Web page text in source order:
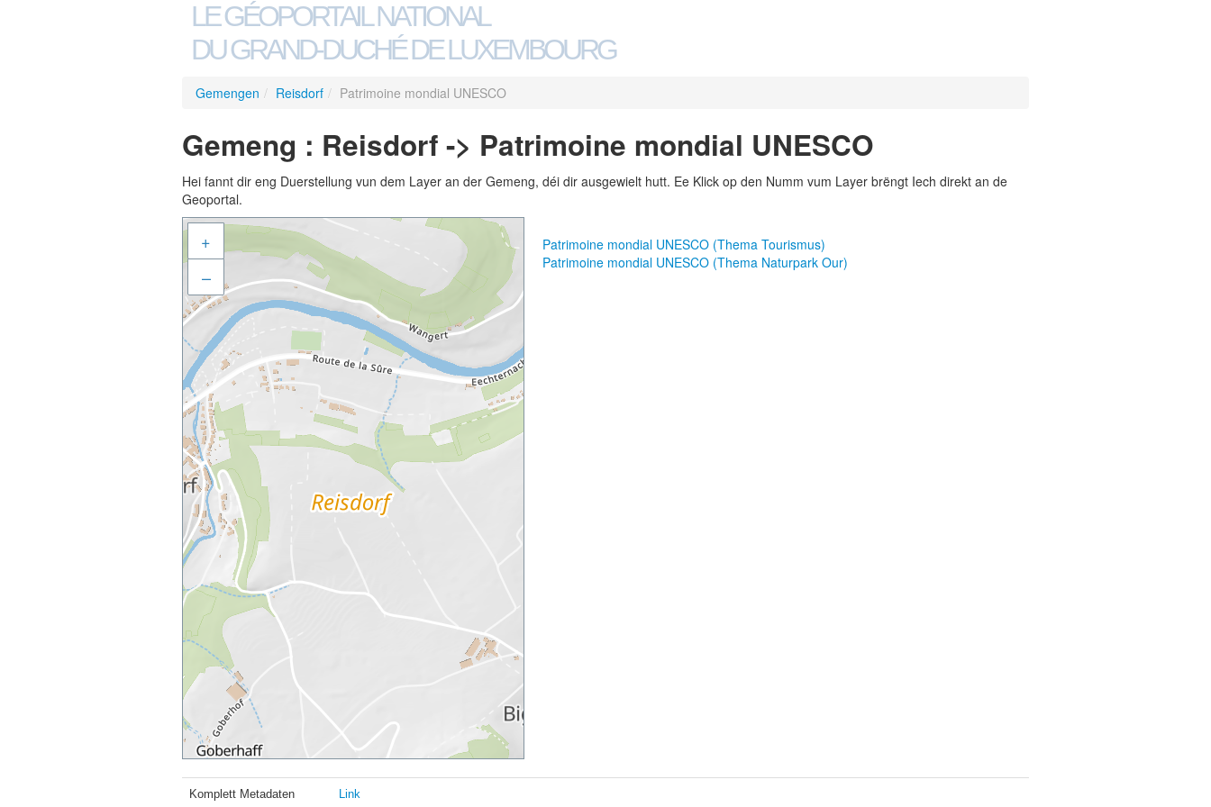
LE GÉOPORTAIL NATIONAL
DU GRAND-DUCHÉ DE LUXEMBOURG
Gemengen / Reisdorf / Patrimoine mondial UNESCO
Gemeng : Reisdorf -> Patrimoine mondial UNESCO
Hei fannt dir eng Duerstellung vun dem Layer an der Gemeng, déi dir ausgewielt hutt. Ee Klick op den Numm vum Layer brëngt Iech direkt an de
Geoportal.
+
–
Patrimoine mondial UNESCO (Thema Tourismus)
Patrimoine mondial UNESCO (Thema Naturpark Our)
Komplett Metadaten Link